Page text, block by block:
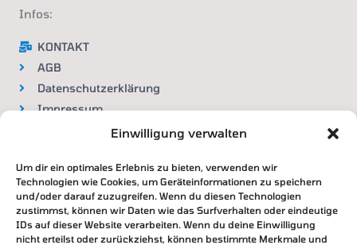
Einwilligung verwalten
Um dir ein optimales Erlebnis zu bieten, verwenden wir
Technologien wie Cookies, um Geräteinformationen zu speichern
und/oder darauf zuzugreifen. Wenn du diesen Technologien
zustimmst, können wir Daten wie das Surfverhalten oder eindeutige
IDs auf dieser Website verarbeiten. Wenn du deine Einwilligung
nicht erteilst oder zurückziehst, können bestimmte Merkmale und
m
Infos:
KONTAKT
AGB
Datenschutzerklärung
Impressum
Widerrufsbelehrung
VERTRAG WIDERRUFEN
Zahlung & Versand